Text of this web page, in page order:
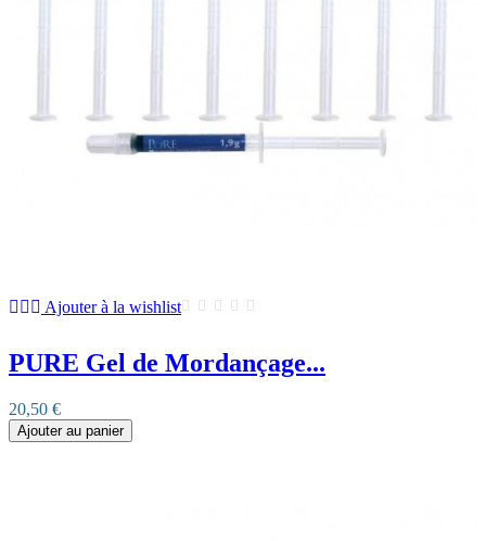
Ajouter à la wishlist
PURE Gel de Mordançage...
20,50 €
Ajouter au panier